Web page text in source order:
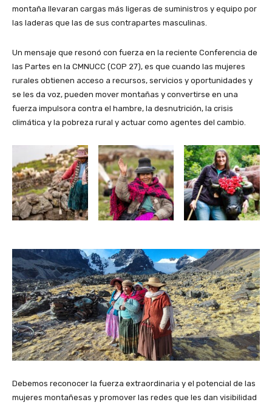
montaña llevaran cargas más ligeras de suministros y equipo por
las laderas que las de sus contrapartes masculinas.
Un mensaje que resonó con fuerza en la reciente Conferencia de
las Partes en la CMNUCC (COP 27), es que cuando las mujeres
rurales obtienen acceso a recursos, servicios y oportunidades y
se les da voz, pueden mover montañas y convertirse en una
fuerza impulsora contra el hambre, la desnutrición, la crisis
climática y la pobreza rural y actuar como agentes del cambio.
Debemos reconocer la fuerza extraordinaria y ​​el potencial de las
mujeres montañesas y promover las redes que les dan visibilidad